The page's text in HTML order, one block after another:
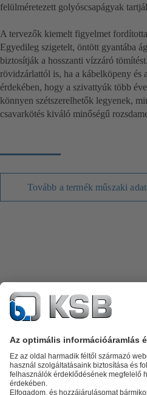
felülméretezett golyóscsapágyak
A tervezők kiemelt figyelmet
Egyedileg szigetelt, öntött gyantába
biztosítják a hosszanti vízzáró
rövidzárlattól is, ha a kábelköpeny és
érdekében, hogy a szivattyúk több
könnyen szétszerelhetők legyenek,
csavarkötés kiváló minőségű
Tovább a termék műszaki